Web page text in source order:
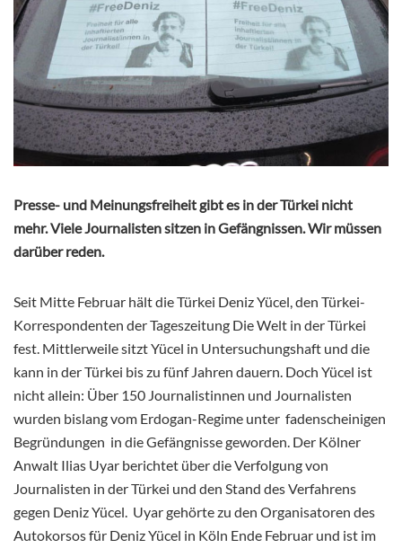
Presse- und Meinungsfreiheit gibt es in der Türkei nicht
mehr. Viele Journalisten sitzen in Gefängnissen. Wir müssen
darüber reden.
Seit Mitte Februar hält die Türkei Deniz Yücel, den Türkei-
Korrespondenten der Tageszeitung Die Welt in der Türkei
fest. Mittlerweile sitzt Yücel in Untersuchungshaft und die
kann in der Türkei bis zu fünf Jahren dauern. Doch Yücel ist
nicht allein: Über 150 Journalistinnen und Journalisten
wurden bislang vom Erdogan-Regime unter fadenscheinigen
Begründungen in die Gefängnisse geworden. Der Kölner
Anwalt Ilias Uyar berichtet über die Verfolgung von
Journalisten in der Türkei und den Stand des Verfahrens
gegen Deniz Yücel. Uyar gehörte zu den Organisatoren des
Autokorsos für Deniz Yücel in Köln Ende Februar und ist im